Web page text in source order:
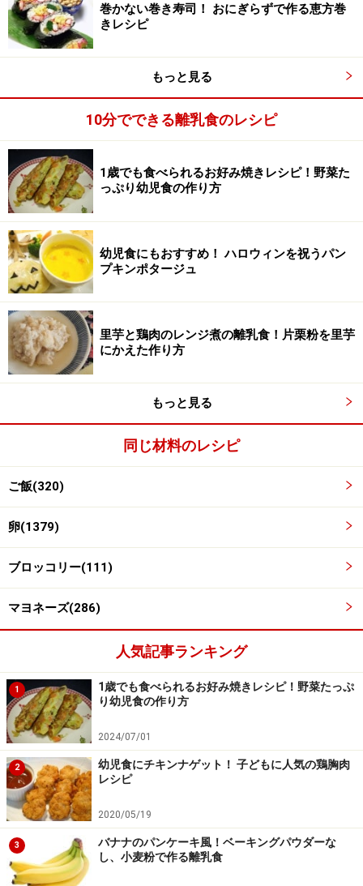
3
ブロッコリーを切り、マヨネーズを合える
茹でブロッコリーは小さく切り、マヨネーズと合えま
4
薄焼き卵にごはんを置く
ラップに2で作った薄焼き卵を敷き、その上にご飯を薄
く平らに置きます。（特に細巻サイズに薄焼き卵を切ら
ず、そのまま使います）
巻かない巻き寿司！ おにぎらずで作る恵方巻
きレシピ
もっと見る
10分でできる離乳食のレシピ
1歳でも食べられるお好み焼きレシピ！野菜た
っぷり幼児食の作り方
幼児食にもおすすめ！ ハロウィンを祝うパン
プキンポタージュ
里芋と鶏肉のレンジ煮の離乳食！片栗粉を里芋
にかえた作り方
もっと見る
同じ材料のレシピ
ご飯(320)
卵(1379)
ブロッコリー(111)
マヨネーズ(286)
人気記事ランキング
1
1歳でも食べられるお好み焼きレシピ！野菜たっぷ
り幼児食の作り方
2024/07/01
2
幼児食にチキンナゲット！ 子どもに人気の鶏胸肉
レシピ
2020/05/19
3
バナナのパンケーキ風！ベーキングパウダーな
し、小麦粉で作る離乳食